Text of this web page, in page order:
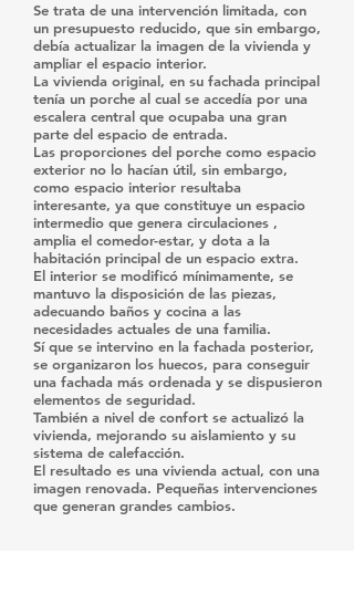
Se trata de una intervención limitada, con
un presupuesto reducido, que sin embargo,
debía actualizar la imagen de la vivienda y
ampliar el espacio interior.
La vivienda original, en su fachada principal
tenía un porche al cual se accedía por una
escalera central que ocupaba una gran
parte del espacio de entrada.
Las proporciones del porche como espacio
exterior no lo hacían útil, sin embargo,
como espacio interior resultaba
interesante, ya que constituye un espacio
intermedio que genera circulaciones ,
amplia el comedor-estar, y dota a la
habitación principal de un espacio extra.
El interior se modificó mínimamente, se
mantuvo la disposición de las piezas,
adecuando baños y cocina a las
necesidades actuales de una familia.
Sí que se intervino en la fachada posterior,
se organizaron los huecos, para conseguir
una fachada más ordenada y se dispusieron
elementos de seguridad.
También a nivel de confort se actualizó la
vivienda, mejorando su aislamiento y su
sistema de calefacción.
El resultado es una vivienda actual, con una
imagen renovada. Pequeñas intervenciones
que generan grandes cambios.